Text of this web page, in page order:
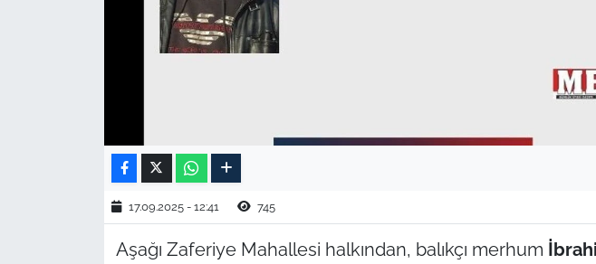
17.09.2025 - 12:41 745
Aşağı Zaferiye Mahallesi halkından, balıkçı merhum
EDİRNE